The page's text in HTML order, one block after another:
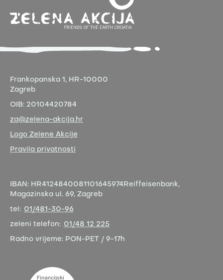
Frankopanska 1, HR-10000
Zagreb
OIB: 20104420784
za@zelena-akcija.hr
Logo Zelene Akcije
Pravila privatnosti
IBAN: HR4124840081101645974 Reiffeisenbank,
Magazinska ul. 69, Zagreb
tel: 01/481-30-96
zeleni telefon: 01/48 12 225
Radno vrijeme: PON-PET / 9-17h